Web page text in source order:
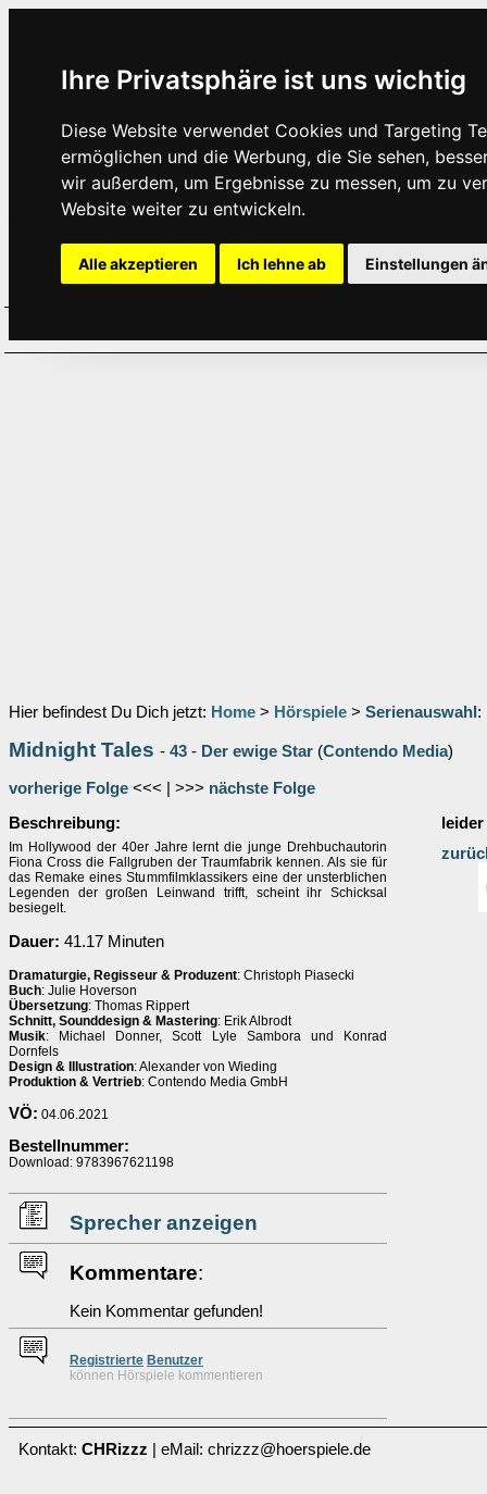
Ihre Privatsphäre ist uns wichtig
Diese Website verwendet Cookies und Targeting
ermöglichen und die Werbung, die Sie sehen,
wir außerdem, um Ergebnisse zu messen, um zu
Website weiter zu entwickeln.
Alle akzeptieren Ich lehne ab Einstellungen
Hier befindest Du Dich jetzt: Home > Hörspiele > Serienauswahl :
Midnight Tales - 43 - Der ewige Star (Contendo Media)
vorherige Folge <<< | >>> nächste Folge
Beschreibung:
Im Hollywood der 40er Jahre lernt die junge Drehbuchautorin
Fiona Cross die Fallgruben der Traumfabrik kennen. Als sie für
das Remake eines Stummfilmklassikers eine der unsterblichen
Legenden der großen Leinwand trifft, scheint ihr Schicksal
besiegelt.
Dauer: 41.17 Minuten
Dramaturgie, Regisseur & Produzent: Christoph Piasecki
Buch: Julie Hoverson
Übersetzung: Thomas Rippert
Schnitt, Sounddesign & Mastering: Erik Albrodt
Musik: Michael Donner, Scott Lyle Sambora und Konrad
Dornfels
Design & Illustration: Alexander von Wieding
Produktion & Vertrieb: Contendo Media GmbH
VÖ: 04.06.2021
Bestellnummer:
Download: 9783967621198
Sprecher anzeigen
Kommentare:
Kein Kommentar gefunden!
Registrierte Benutzer
können Hörspiele kommentieren
Kontakt: CHRizzz | eMail: chrizzz@hoerspiele.de